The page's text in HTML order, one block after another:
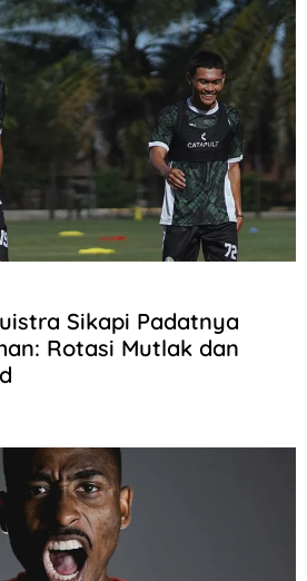
Sikapi Padatnya
Rotasi Mutlak dan